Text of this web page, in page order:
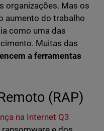
organizações. Mas os
aumento do trabalho
como uma das
Muitas das
a ferramentas
(RAP)
na Internet Q3